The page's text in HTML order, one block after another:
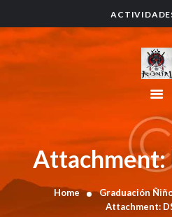
Attachment:
Home
Graduación
Attachment:
HOME
ACTIVIDADES
INSTRUCTORES
CONTACTO
BLOG